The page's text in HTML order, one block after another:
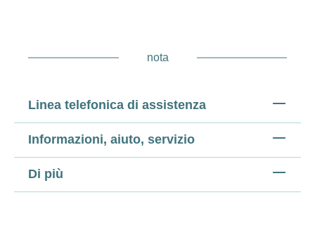
nota
Linea telefonica di assistenza
Informazioni, aiuto, servizio
Di più